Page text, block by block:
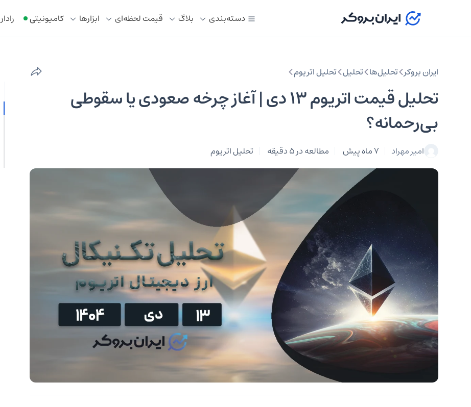
دسته‌بندی بلاگ قیمت لحظه‌ای ابزار‌ها کامیونیتی رادار
ایران بروکر تحلیل‌ها تحلیل‌ تحلیل اتریوم
تحلیل قیمت اتریوم ۱۳ دی | آغاز چرخه صعودی یا سقوطی
بی‌رحمانه؟
امیر مهراد 7 ماه پیش مطالعه در 5 دقیقه تحلیل اتریوم